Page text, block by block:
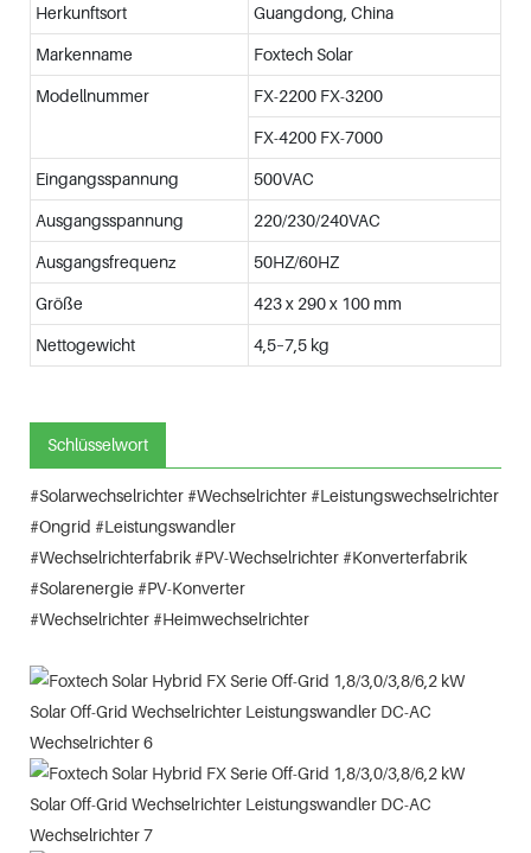
Herkunftsort Guangdong, China
Markenname Foxtech Solar
Modellnummer FX-2200 FX-3200
FX-4200 FX-7000
Eingangsspannung 500VAC
Ausgangsspannung 220/230/240VAC
Ausgangsfrequenz 50HZ/60HZ
Größe 423 x 290 x 100 mm
Nettogewicht 4,5–7,5 kg
Schlüsselwort
#Solarwechselrichter #Wechselrichter #Leistungswechselrichter
#Ongrid #Leistungswandler
#Wechselrichterfabrik #PV-Wechselrichter #Konverterfabrik
#Solarenergie #PV-Konverter
#Wechselrichter #Heimwechselrichter